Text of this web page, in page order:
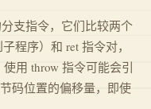
支指令，它们比较两个
程序）和 ret 指令对，
用 throw 指令可能会引
码位置的偏移量，即使